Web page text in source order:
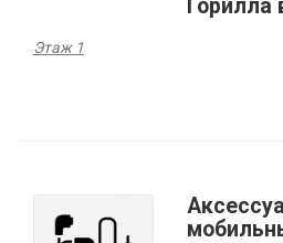
Горилла
Этаж 1